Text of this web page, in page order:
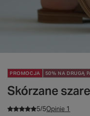
PROMOCJA 50% NA DRUGĄ
Skórzane
5/5Opinie 1